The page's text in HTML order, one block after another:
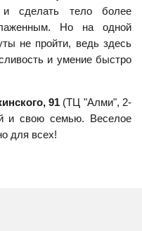
и сделать тело более
Но на одной
не пройти, ведь здесь
и умение быстро
91(ТЦ "Алми", 2-
и свою семью. Веселое
для всех!